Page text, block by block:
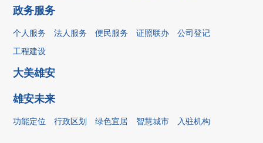
政务服务
个人服务 法人服务 便民服务 证照联办
公司登记
工程建设
大美雄安
雄安未来
功能定位 行政区划 绿色宜居 智慧城市 入驻机构